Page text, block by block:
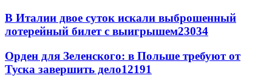
В Италии двое суток искали выброшенный
лотерейный билет с выигрышем23034
Орден для Зеленского: в Польше требуют от
Туска завершить дело12191